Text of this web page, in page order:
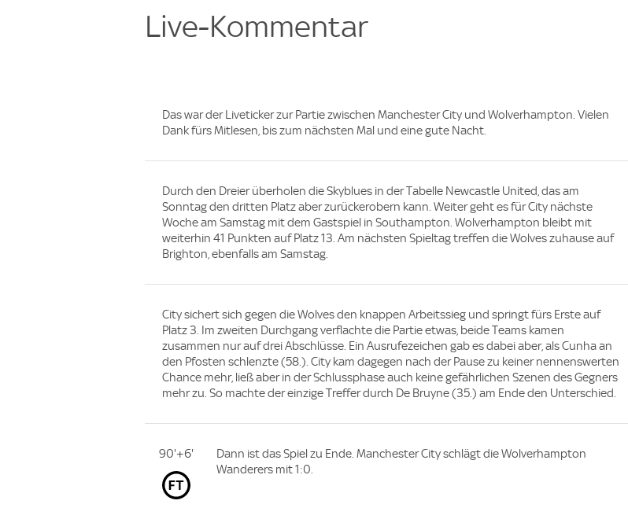
Live-Kommentar
Das war der Liveticker zur Partie zwischen Manchester City und Wolverhampton. Vielen
Dank fürs Mitlesen, bis zum nächsten Mal und eine gute Nacht.
Durch den Dreier überholen die Skyblues in der Tabelle Newcastle United, das am
Sonntag den dritten Platz aber zurückerobern kann. Weiter geht es für City nächste
Woche am Samstag mit dem Gastspiel in Southampton. Wolverhampton bleibt mit
weiterhin 41 Punkten auf Platz 13. Am nächsten Spieltag treffen die Wolves zuhause auf
Brighton, ebenfalls am Samstag.
City sichert sich gegen die Wolves den knappen Arbeitssieg und springt fürs Erste auf
Platz 3. Im zweiten Durchgang verflachte die Partie etwas, beide Teams kamen
zusammen nur auf drei Abschlüsse. Ein Ausrufezeichen gab es dabei aber, als Cunha an
den Pfosten schlenzte (58.). City kam dagegen nach der Pause zu keiner nennenswerten
Chance mehr, ließ aber in der Schlussphase auch keine gefährlichen Szenen des Gegners
mehr zu. So machte der einzige Treffer durch De Bruyne (35.) am Ende den Unterschied.
90'+6'
Dann ist das Spiel zu Ende. Manchester City schlägt die Wolverhampton
Wanderers mit 1:0.